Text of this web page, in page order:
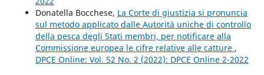
Donatella Bocchese, La Corte di giustizia si pronuncia
sul metodo applicato dalle Autorità uniche di controllo
della pesca degli Stati membri, per notificare alla
Commissione europea le cifre relative alle catture ,
DPCE Online: Vol. 52 No. 2 (2022): DPCE Online 2-2022